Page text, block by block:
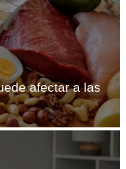
afectar a las